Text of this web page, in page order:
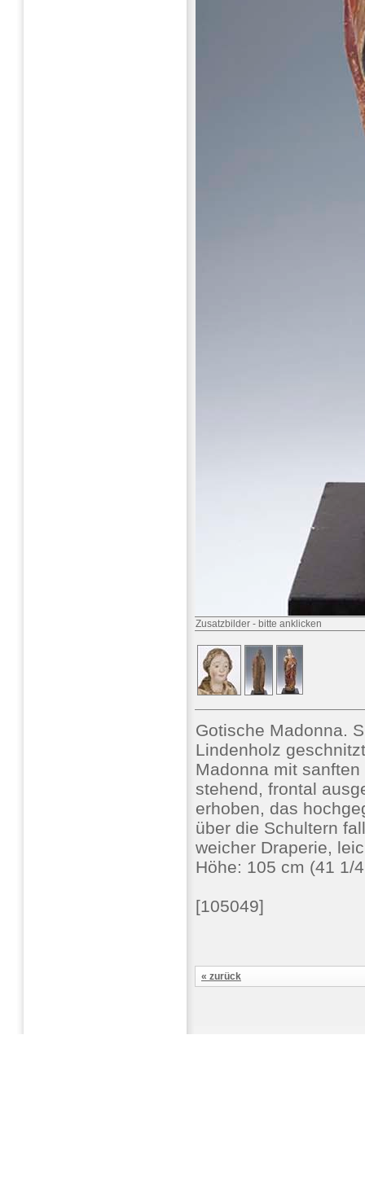
Zusatzbilder - bitte anklicken
Gotische Madonna.
Lindenholz
Madonna mit
stehend, frontal
erhoben, das
über die Schultern
weicher Draperie,
Höhe: 105 cm (41 1/
[105049]
« zurück